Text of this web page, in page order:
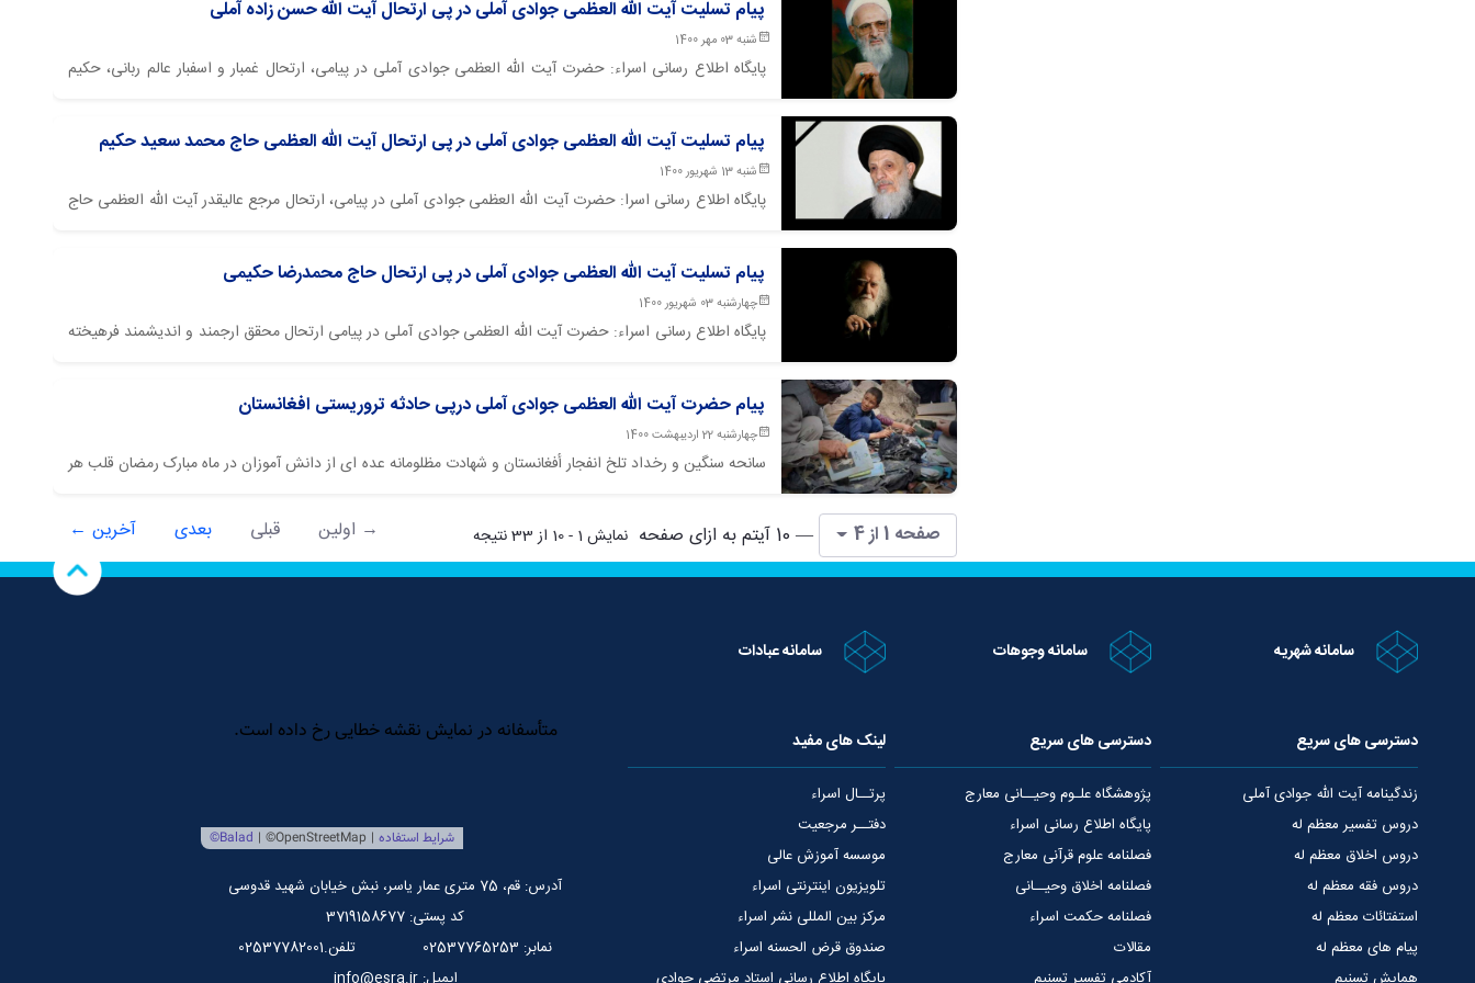
پیام تسلیت آیت الله العظمی جوادی آملی در پی ارتحال آیت الله حسن زاده آملی
شنبه 03 مهر 1400
پایگاه اطلاع رسانی اسراء: حضرت آیت الله العظمی جوادی آملی در پیامی، ارتحال غمبار و اسفبار عالم ربانی، حکیم
پیام تسلیت آیت الله العظمی جوادی آملی در پی ارتحال آیت الله العظمی حاج محمد سعید حکیم
شنبه 13 شهریور 1400
پایگاه اطلاع رسانی اسرا: حضرت آیت الله العظمی جوادی آملی در پیامی، ارتحال مرجع عالیقدر آیت الله العظمی حاج
پیام تسلیت آیت الله العظمی جوادی آملی در پی ارتحال حاج محمدرضا حکیمی
چهارشنبه 03 شهریور 1400
پایگاه اطلاع رسانی اسراء: حضرت آیت الله العظمی جوادی آملی در پیامی ارتحال محقق ارجمند و اندیشمند فرهیخته
پیام حضرت آیت الله العظمی جوادی آملی درپی حادثه تروریستی افغانستان
چهارشنبه 22 اردیبهشت 1400
سانحه سنگین و رخداد تلخ انفجار أفغانستان و شهادت مظلومانه عده ای از دانش آموزان در ماه مبارک رمضان قلب هر
صفحه 1 از 4 — 10 آیتم به ازای صفحه نمایش 1 - 10 از 33 نتیجه → اولین قبلی بعدی آخرین ←
سامانه شهریه سامانه وجوهات سامانه عبادات
دسترسی های سریع
زندگینامه آیت الله جوادی آملی
دروس تفسیر معظم له
دروس اخلاق معظم له
دروس فقه معظم له
استفتائات معظم له
پیام های معظم له
دسترسی های سریع
پژوهشگاه علـوم وحیــانی معارج
پایگاه اطلاع رسانی اسراء
فصلنامه علوم قرآنی معارج
فصلنامه اخلاق وحیــانی
فصلنامه حکمت اسراء
مقالات
لینک های مفید
پرتــال اسراء
دفتــر مرجعیت
موسسه آموزش عالی
تلویزیون اینترنتی اسراء
مرکز بین المللی نشر اسراء
صندوق قرض الحسنه اسراء
آدرس: قم، 75 متری عمار یاسر، نبش خیابان شهید قدوسی
کد پستی: 3719158677
نمابر: 02537765253
تلفن.02537782001